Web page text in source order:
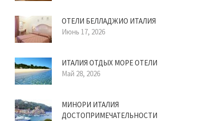
ОТЕЛИ БЕЛЛАДЖИО ИТАЛИЯ
Июнь 17, 2026
ИТАЛИЯ ОТДЫХ МОРЕ ОТЕЛИ
Май 28, 2026
МИНОРИ ИТАЛИЯ
ДОСТОПРИМЕЧАТЕЛЬНОСТИ